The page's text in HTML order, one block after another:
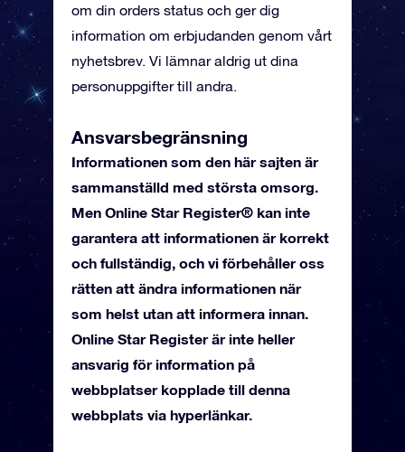
om din orders status och ger dig
information om erbjudanden genom vårt
nyhetsbrev. Vi lämnar aldrig ut dina
personuppgifter till andra.
Ansvarsbegränsning
Informationen som den här sajten är
sammanställd med största omsorg.
Men Online Star Register® kan inte
garantera att informationen är korrekt
och fullständig, och vi förbehåller oss
rätten att ändra informationen när
som helst utan att informera innan.
Online Star Register är inte heller
ansvarig för information på
webbplatser kopplade till denna
webbplats via hyperlänkar.